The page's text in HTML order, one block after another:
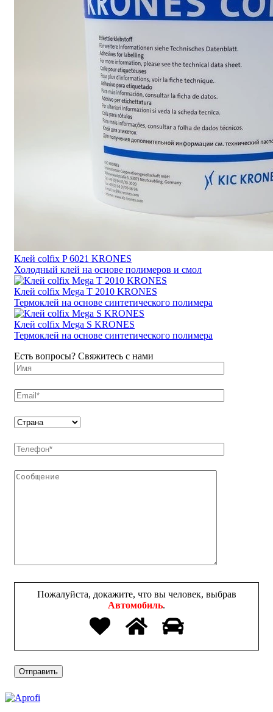
Клей colfix P 6021 KRONES
Холодный клей на основе полимеров и смол
Клей colfix Mega Т 2010 KRONES
Термоклей на основе синтетического полимера
Клей colfix Mega S KRONES
Термоклей на основе синтетического полимера
Есть вопросы? Свяжитесь с нами
Пожалуйста, докажите, что вы человек, выбрав
Автомобиль.